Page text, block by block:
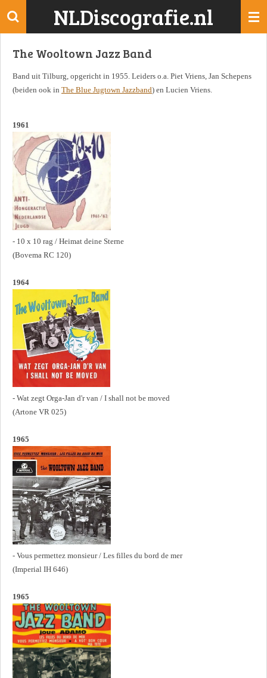
Ga
de
NLDiscografie.nl
The Wooltown Jazz Band
Band uit Tilburg, opgericht in 1955. Leiders o.a. Piet Vriens, Jan Schepens
(beiden ook in The Blue Jugtown Jazzband) en Lucien Vriens.
1961
- 10 x 10 rag / Heimat deine Sterne
(Bovema RC 120)
1964
- Wat zegt Orga-Jan d'r van / I shall not be moved
(Artone VR 025)
1965
- Vous permettez monsieur / Les filles du bord de mer
(Imperial IH 646)
1965